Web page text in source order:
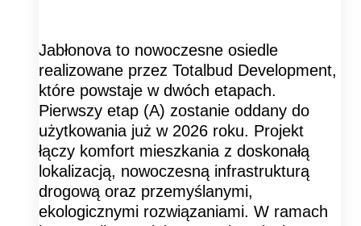
Jabłonova to nowoczesne osiedle
realizowane przez Totalbud Development,
które powstaje w dwóch etapach.
Pierwszy etap (A) zostanie oddany do
użytkowania już w 2026 roku. Projekt
łączy komfort mieszkania z doskonałą
lokalizacją, nowoczesną infrastrukturą
drogową oraz przemyślanymi,
ekologicznymi rozwiązaniami. W ramach